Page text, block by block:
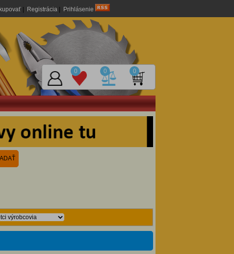
| Registrácia| Prihlásenie
0 0 0